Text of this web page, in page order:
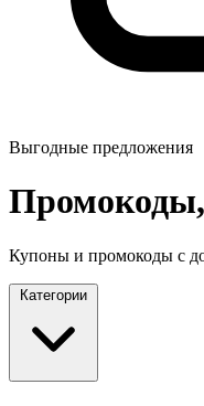
Выгодные предложения
Купоны и промокоды с
Категории